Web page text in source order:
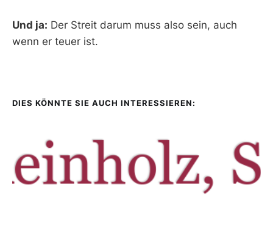
Und ja: Der Streit darum muss also sein, auch
wenn er teuer ist.
DIES KÖNNTE SIE AUCH INTERESSIEREN: